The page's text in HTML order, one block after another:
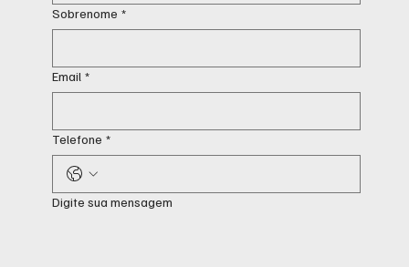
Sobrenome *
Email *
Telefone *
Digite sua mensagem